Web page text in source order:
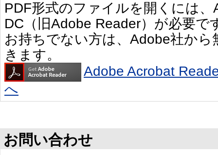
PDF形式のファイルを開くには
DC（旧Adobe Reader）が必要で
お持ちでない方は、Adobe社か
きます。
Adobe Acrobat
へ
お問い合わせ